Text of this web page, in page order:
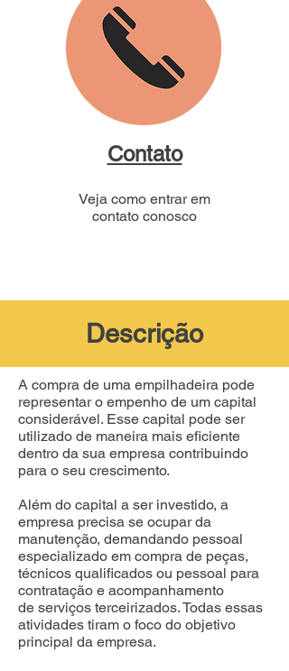
Contato
Veja como entrar em
contato conosco
Descrição
A compra de uma empilhadeira pode
representar o empenho de um capital
considerável. Esse capital pode ser
utilizado de maneira mais eficiente
dentro da sua empresa contribuindo
para o seu crescimento.
Além do capital a ser investido, a
empresa precisa se ocupar da
manutenção, demandando pessoal
especializado em compra de peças,
técnicos qualificados ou pessoal para
contratação e acompanhamento
de serviços terceirizados. Todas essas
atividades tiram o foco do objetivo
principal da empresa.